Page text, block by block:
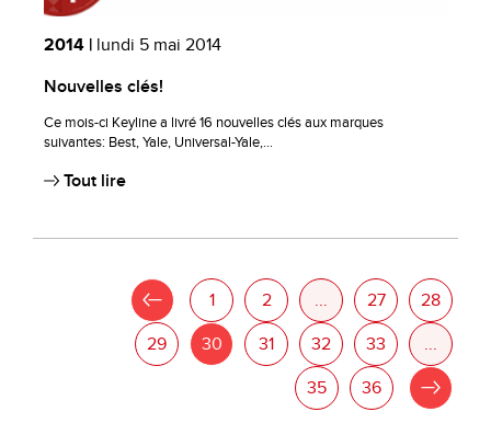
2014 | lundi 5 mai 2014
Nouvelles clés!
Ce mois-ci Keyline a livré 16 nouvelles clés aux marques
suivantes: Best, Yale, Universal-Yale,...
Tout lire
« 1 2 ... 27 28
29 30 31 32 33 ...
35 36 »